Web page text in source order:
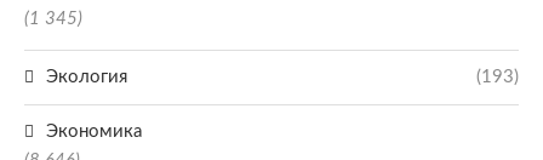
(1 345)
Экология (193)
Экономика